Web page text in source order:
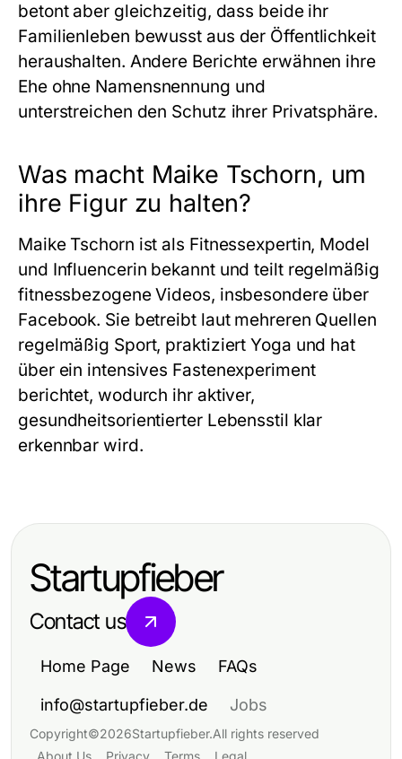
betont aber gleichzeitig, dass beide ihr
Familienleben bewusst aus der Öffentlichkeit
heraushalten. Andere Berichte erwähnen ihre
Ehe ohne Namensnennung und
unterstreichen den Schutz ihrer Privatsphäre.
Was macht Maike Tschorn, um
ihre Figur zu halten?
Maike Tschorn ist als Fitnessexpertin, Model
und Influencerin bekannt und teilt regelmäßig
fitnessbezogene Videos, insbesondere über
Facebook. Sie betreibt laut mehreren Quellen
regelmäßig Sport, praktiziert Yoga und hat
über ein intensives Fastenexperiment
berichtet, wodurch ihr aktiver,
gesundheitsorientierter Lebensstil klar
erkennbar wird.
Startupfieber
Contact us
Home Page News FAQs
info@startupfieber.de Jobs
Copyright©2026Startupfieber.All rights reserved